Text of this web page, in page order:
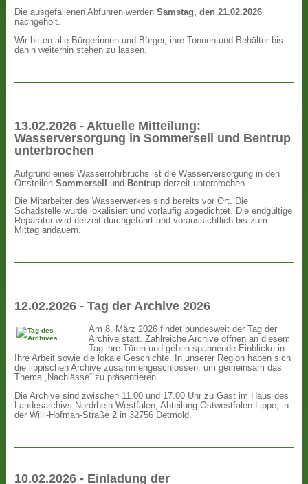
Die ausgefallenen Abfuhren werdenSamstag, den 21.02.2026
nachgeholt.
Wir bitten alle Bürgerinnen und Bürger, ihre Tonnen und Behälter bis
dahin weiterhin stehen zu lassen.
13.02.2026 - Aktuelle Mitteilung:
Wasserversorgung in Sommersell und Bentrup
unterbrochen
Aufgrund eines Wasserrohrbruchs ist die Wasserversorgung in den
OrtsteilenSommersell und Bentrup derzeit unterbrochen.
Die Mitarbeiter des Wasserwerkes sind bereits vor Ort. Die
Schadstelle wurde lokalisiert und vorläufig abgedichtet. Die endgültige
Reparatur wird derzeit durchgeführt und voraussichtlich bis zum
Mittag andauern.
12.02.2026 - Tag der Archive 2026
Am 8. März 2026 findet bundesweit der Tag der
Archive statt. Zahlreiche Archive öffnen an diesem
Tag ihre Türen und geben spannende Einblicke in
Ihre Arbeit sowie die lokale Geschichte. In unserer Region haben sich
die lippischen Archive zusammengeschlossen, um gemeinsam das
Thema „Nachlässe“ zu präsentieren.
Die Archive sind zwischen 11.00 und 17.00 Uhr zu Gast im Haus des
Landesarchivs Nordrhein-Westfalen, Abteilung Ostwestfalen-Lippe, in
der Willi-Hofman-Straße 2 in 32756 Detmold.
10.02.2026 - Einladung der